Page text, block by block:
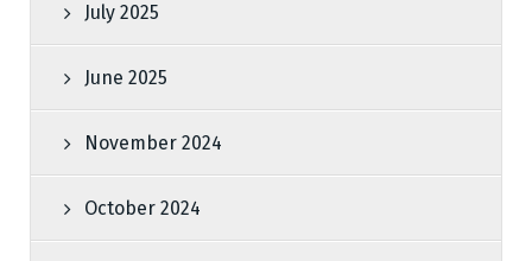
July 2025
June 2025
November 2024
October 2024